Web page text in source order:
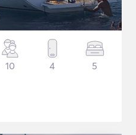
10 4 5